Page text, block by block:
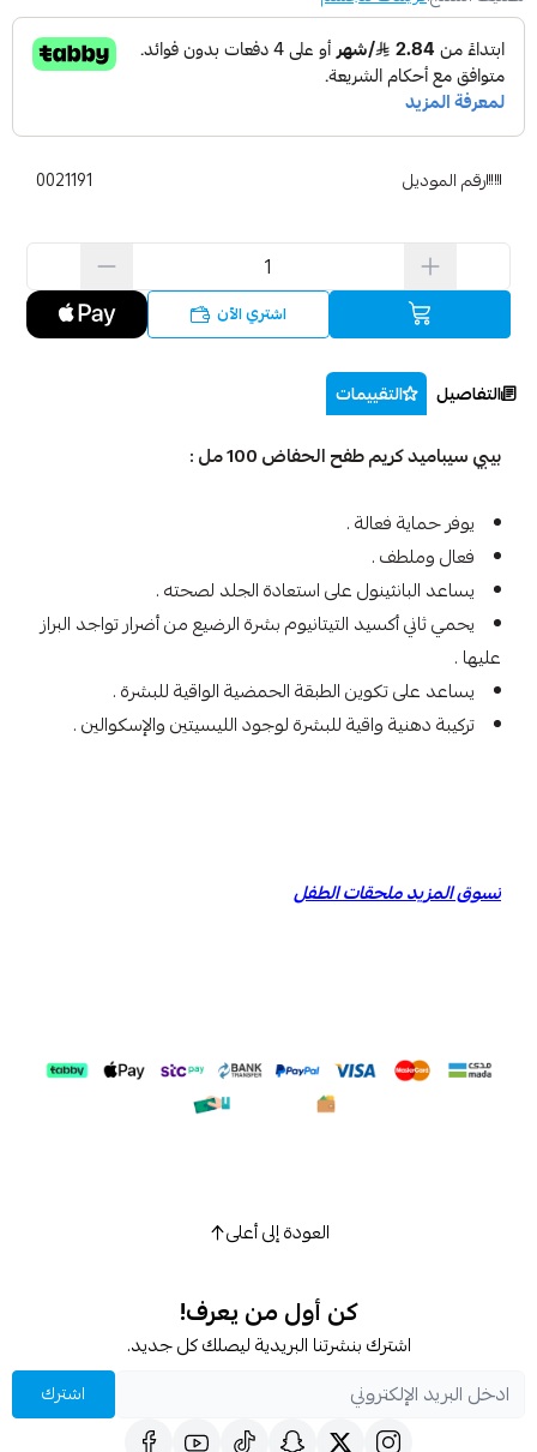
رقم الموديل 0021191
اشتري الآن
التفاصيل التقييمات
بيبي سيباميد كريم طفح الحفاض 100 مل :
يوفر حماية فعالة .
فعال وملطف .
يساعد البانثينول على استعادة الجلد لصحته .
يحمي ثاني أكسيد التيتانيوم بشرة الرضيع من أضرار تواجد البراز
عليها .
يساعد على تكوين الطبقة الحمضية الواقية للبشرة .
تركيبة دهنية واقية للبشرة لوجود الليسيتين والإسكوالين .
تسوق المزيدملحقات الطفل
العودة إلى أعلى
كن أول من يعرف!
اشترك بنشرتنا البريدية ليصلك كل جديد.
اشترك